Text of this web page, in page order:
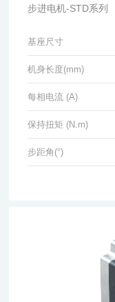
步进电机-STD系列
基座尺寸
机身长度(mm)
每相电流 (A)
保持扭矩 (N.m)
步距角(°)